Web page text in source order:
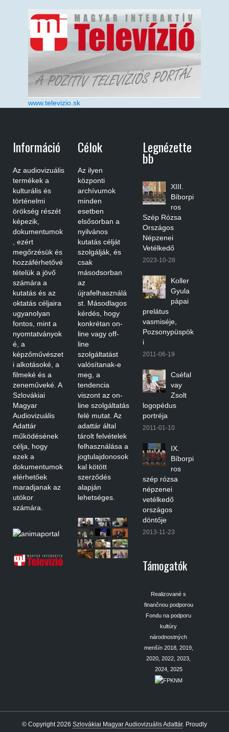
www.televizio.sk
Információ
Az audiovizuális
termékek a
kulturális és
történelmi
örökség részét
képezik,
dokumentumok
, ezért
megőrzésük és
hozzáférhetővé
tételük a jövő
számára a
kutatás és az
oktatás céljaira
ugyanolyan
fontos, mint a
nyomtatványok
é, a
képzőművészet
i alkotásoké, a
filmeké és a
zeneműveké. A
Szlovákiai
Magyar
Audiovizuális
Adattár
működésének
célja, hogy
ezek a
dokumentumok
elérhetőek
maradjanak az
utókor
számára.
Célok
Az ilyen
központi
archívumok
minden
esetben
elsősorban a
nyilvános
kutatás célját
szolgálják, és
csak
másodsorban
az
újrafelhasználá
st. Másodlagos
kérdés, hogy
konkrétan on-
line vagy off-
line
szolgáltatást
valósítanak-e
meg, a
tendencia
viszont az on-
line szolgáltatás
felé mutat. Az
adattár által
tárolt felvételek
felhasználása a
jogtulajdonosok
kal kötött
szerződés
alapján
lehetséges.
Legnézette
Bb
XIII.
Bíborpi
ros
Szép Rózsa
Országos
Népzenei
Vetélkedő
2023-10-28
Koller
Gyula
pápai
prelátus
vasmiséje,
Pozsonypüspök
i
2011-06-19
Cséfal
vay
Zsolt
logopédus
portréja
2011-01-10
IX.
Bíborpi
ros
szép rózsa
népzenei
vetélkedő
országos
döntője
2013-11-23
Támogatók
Realizované s
finančnou podporou
Fondu na podporu
kultúry
národnostných
menšín 2018, 2019,
2020, 2022, 2023,
2024, 2025
© Copyright 2026 Szlovákiai Magyar Audiovizuális Adattár. Proudly